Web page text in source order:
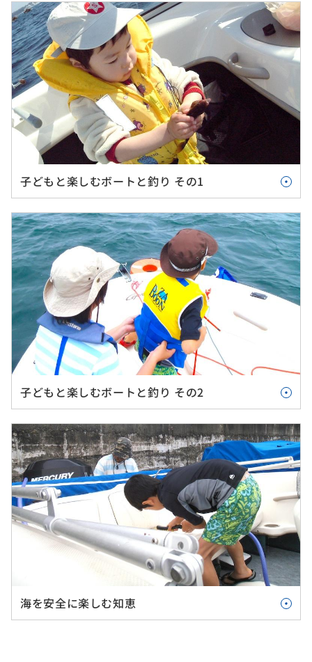
子どもと楽しむボートと釣り その1
子どもと楽しむボートと釣り その2
海を安全に楽しむ知恵